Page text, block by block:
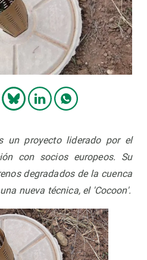
un proyecto liderado por el
con socios europeos. Su
degradados de la cuenca
nueva técnica, el 'Cocoon'.